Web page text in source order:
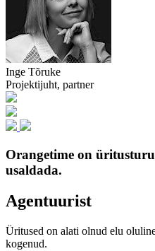
Inge Tõruke
Projektijuht, partner
Orangetime on
usaldada.
Agentuurist
Üritused on alati olnud elu
kogenud.